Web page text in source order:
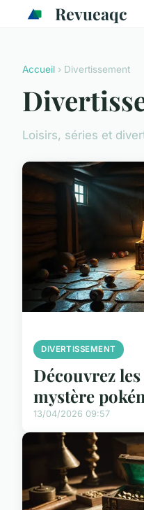
Revueaqc
Accueil › Divertissement
Loisirs, séries et
DIVERTISSEMENT
Découvrez
mystère
13/04/2026 09:57